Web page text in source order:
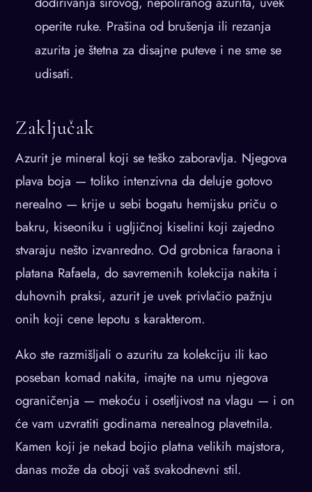
operite ruke. Prašina od brušenja ili rezanja
azurita je štetna za disajne puteve i ne sme se
udisati.
Zaključak
Azurit je mineral koji se teško zaboravlja. Njegova
plava boja — toliko intenzivna da deluje gotovo
nerealno — krije u sebi bogatu hemijsku priču o
bakru, kiseoniku i ugljičnoj kiselini koji zajedno
stvaraju nešto izvanredno. Od grobnica faraona i
platana Rafaela, do savremenih kolekcija nakita i
duhovnih praksi, azurit je uvek privlačio pažnju
onih koji cene lepotu s karakterom.
Ako ste razmišljali o azuritu za kolekciju ili kao
poseban komad nakita, imajte na umu njegova
ograničenja — mekoću i osetljivost na vlagu — i on
će vam uzvratiti godinama nerealnog plavetnila.
Kamen koji je nekad bojio platna velikih majstora,
danas može da oboji vaš svakodnevni stil.